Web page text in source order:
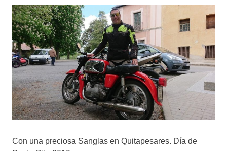
Con una preciosa Sanglas en Quitapesares. Día de